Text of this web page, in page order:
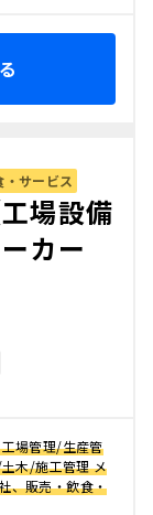
・サービス
場設備
カー
場管理/生産管
木/施工管理 メ
、販売・飲食・